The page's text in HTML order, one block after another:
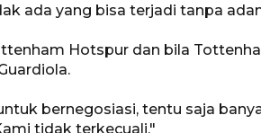
ada yang bisa terjadi tanpa
Hotspur dan bila
bernegosiasi, tentu saja
tidak terkecuali."